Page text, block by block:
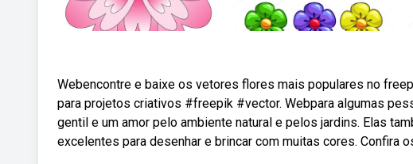
Webencontre e baixe os vetores flores mais populares no
para projetos criativos #freepik #vector. Webpara algumas
gentil e um amor pelo ambiente natural e pelos jardins. Elas
excelentes para desenhar e brincar com muitas cores. Confira